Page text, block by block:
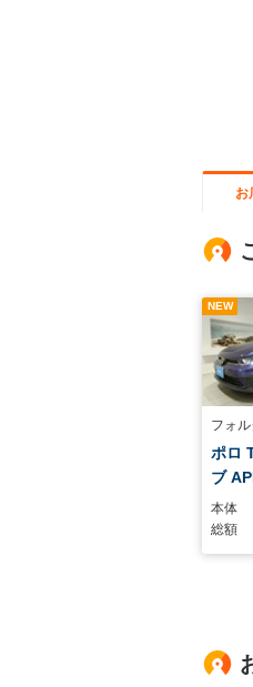
お
NEW
フォ
ポロ
ブ
本体
総額